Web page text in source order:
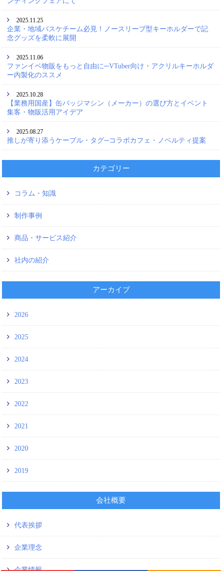
2025.11.25
企業・地域バスケチーム必見！ノースリーブ型キーホルダーで記
念グッズを柔軟に展開
2025.11.06
ファンイベ物販をもっと自由に─VTuber向け・アクリルキーホルダ
ー内製化のススメ
2025.10.28
【業務用国産】缶バッジマシン（メーカー）の選び方とイベント
集客・物販活用アイデア
2025.08.27
推しが寄り添うケーブル・タグ─コラボカフェ・ノベルティ提案
カテゴリー
コラム・知識
制作事例
商品・サービス紹介
社内の紹介
アーカイブ
2026
2025
2024
2023
2022
2021
2020
2019
会社概要
代表挨拶
企業理念
企業情報